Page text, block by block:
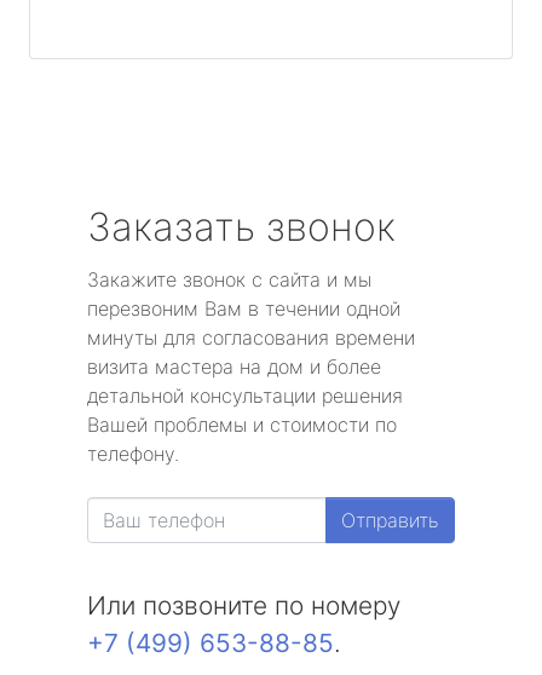
Заказать звонок
Закажите звонок с сайта и мы
перезвоним Вам в течении одной
минуты для согласования времени
визита мастера на дом и более
детальной консультации решения
Вашей проблемы и стоимости по
телефону.
Отправить
Или позвоните по номеру
+7 (499) 653-88-85.